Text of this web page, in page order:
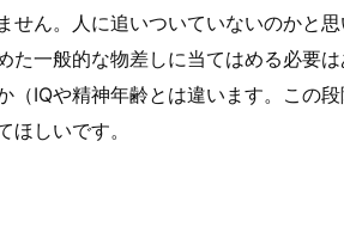
せん。人に追いついていないのかと
た一般的な物差しに当てはめる必要
（IQや精神年齢とは違います。この
ほしいです。